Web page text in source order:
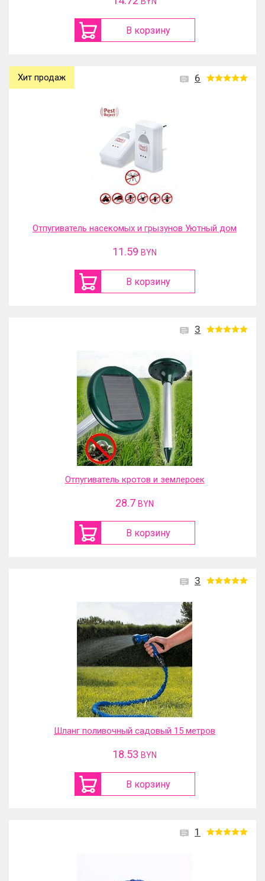
В корзину
6
Хит продаж
Отпугиватель насекомых и грызунов Уютный дом
11.59 BYN
В корзину
3
Отпугиватель кротов и землероек
28.7 BYN
В корзину
3
Шланг поливочный садовый 15 метров
18.53 BYN
В корзину
1